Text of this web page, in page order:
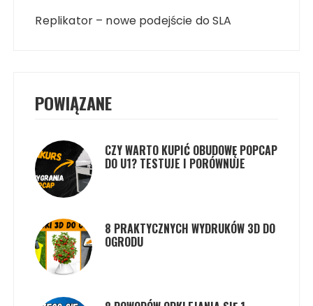
wpisu
Replikator – nowe podejście do SLA
POWIĄZANE
CZY WARTO KUPIĆ OBUDOWĘ POPCAP
DO U1? TESTUJE I PORÓWNUJE
8 PRAKTYCZNYCH WYDRUKÓW 3D DO
OGRODU